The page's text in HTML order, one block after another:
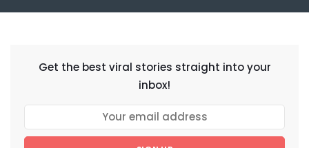
Get the best viral stories straight into your
inbox!